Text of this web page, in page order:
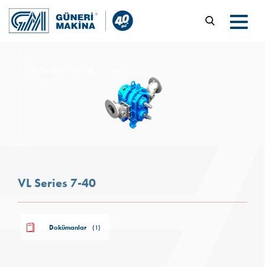
VL Series 7-40
Dokümanlar (1)